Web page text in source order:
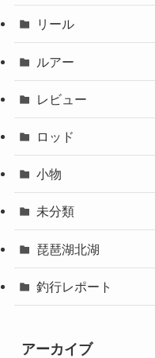
リール
ルアー
レビュー
ロッド
小物
未分類
琵琶湖北湖
釣行レポート
アーカイブ